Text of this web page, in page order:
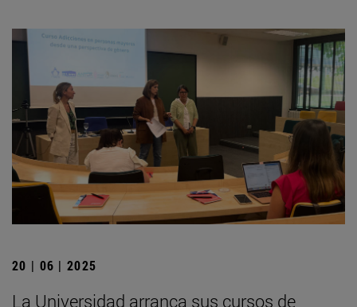
20 | 06 | 2025
La Universidad arranca sus cursos de